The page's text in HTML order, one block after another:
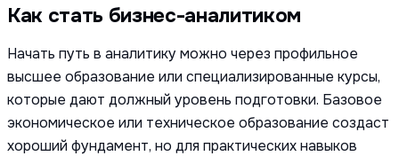
Как стать бизнес-аналитиком
Начать путь в аналитику можно через профильное
высшее образование или специализированные курсы,
которые дают должный уровень подготовки. Базовое
экономическое или техническое образование создаст
хороший фундамент, но для практических навыков